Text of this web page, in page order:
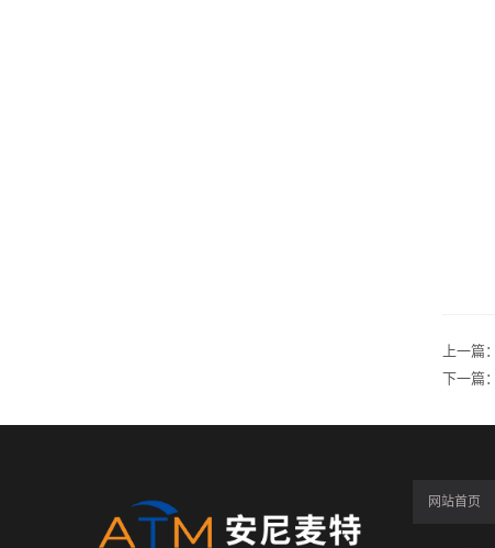
上一篇：
下一篇：
网站首页